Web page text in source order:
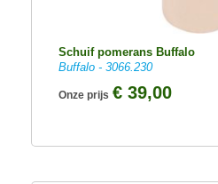
Schuif pomerans Buffalo
Buffalo - 3066.230
Onze prijs € 39,00